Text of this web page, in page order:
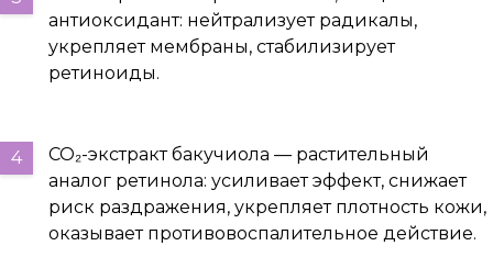
антиоксидант: нейтрализует радикалы,
укрепляет мембраны, стабилизирует
ретиноиды.
CO₂-экстракт бакучиола — растительный
аналог ретинола: усиливает эффект, снижает
риск раздражения, укрепляет плотность кожи,
оказывает противовоспалительное действие.